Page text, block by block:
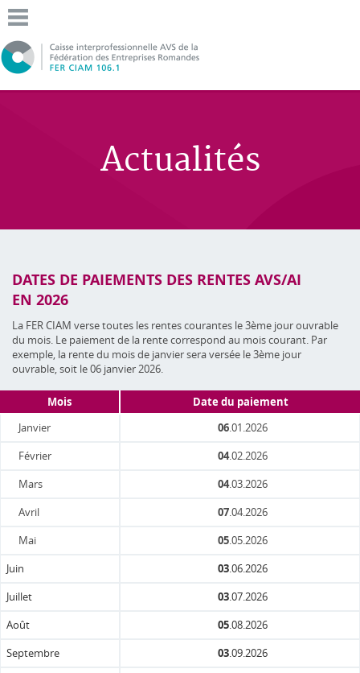
Actualités
DATES DE PAIEMENTS DES RENTES AVS/AI
EN 2026
La FER CIAM verse toutes les rentes courantes le 3ème jour ouvrable
du mois. Le paiement de la rente correspond au mois courant. Par
exemple, la rente du mois de janvier sera versée le 3ème jour
ouvrable, soit le 06 janvier 2026.
Mois
Date du paiement
Janvier
06.01.2026
Février
04.02.2026
Mars
04.03.2026
Avril
07.04.2026
Mai
05.05.2026
Juin
03.06.2026
Juillet
03.07.2026
Août
05.08.2026
Septembre
03.09.2026